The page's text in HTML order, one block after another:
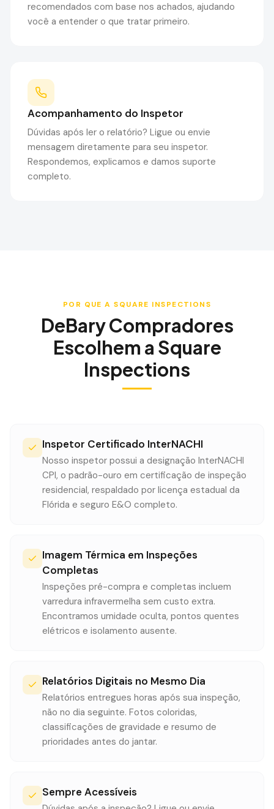
recomendados com base nos achados, ajudando
você a entender o que tratar primeiro.
Acompanhamento do Inspetor
Dúvidas após ler o relatório? Ligue ou envie
mensagem diretamente para seu inspetor.
Respondemos, explicamos e damos suporte
completo.
POR QUE A SQUARE INSPECTIONS
DeBaryCompradores
Escolhem a Square
Inspections
Inspetor Certificado InterNACHI
Nosso inspetor possui a designação InterNACHI
CPI, o padrão-ouro em certificação de inspeção
residencial, respaldado por licença estadual da
Flórida e seguro E&O completo.
Imagem Térmica em Inspeções
Completas
Inspeções pré-compra e completas incluem
varredura infravermelha sem custo extra.
Encontramos umidade oculta, pontos quentes
elétricos e isolamento ausente.
Relatórios Digitais no Mesmo Dia
Relatórios entregues horas após sua inspeção,
não no dia seguinte. Fotos coloridas,
classificações de gravidade e resumo de
prioridades antes do jantar.
Sempre Acessíveis